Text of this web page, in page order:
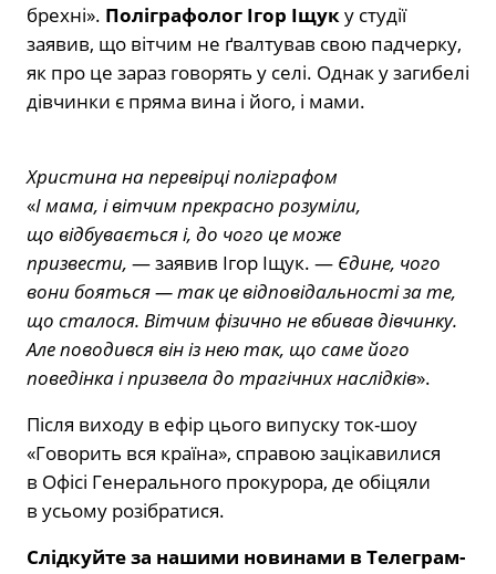
брехні». Поліграфолог Ігор Іщуку студії
заявив, що вітчим не ґвалтував свою падчерку,
як про це зараз говорять у селі. Однак у загибелі
дівчинки є пряма вина і його, і мами.
Христина на перевірці поліграфом
«І мама, і вітчим прекрасно розуміли,
що відбувається і, до чого це може
призвести, — заявив Ігор Іщук. — Єдине, чого
вони бояться — так це відповідальності за те,
що сталося. Вітчим фізично не вбивав дівчинку.
Але поводився він із нею так, що саме його
поведінка і призвела до трагічних наслідків».
Після виходу в ефір цього випуску ток-шоу
«Говорить вся країна», справою зацікавилися
в Офісі Генерального прокурора, де обіцяли
в усьому розібратися.
Слідкуйте за нашими новинами в Телеграм-